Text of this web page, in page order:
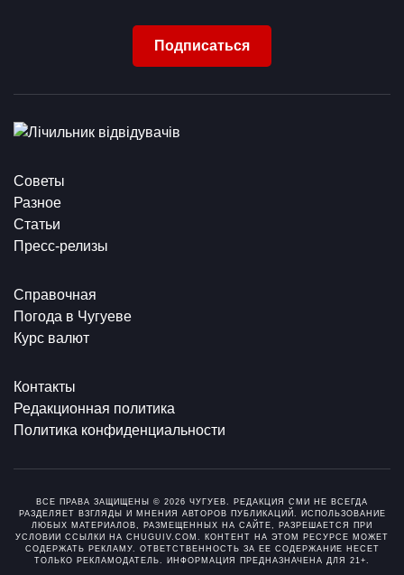
Подписаться
Советы
Разное
Статьи
Пресс-релизы
Справочная
Погода в Чугуеве
Курс валют
Контакты
Редакционная политика
Политика конфиденциальности
ВСЕ ПРАВА ЗАЩИЩЕНЫ © 2026 ЧУГУЕВ. РЕДАКЦИЯ СМИ НЕ ВСЕГДА
РАЗДЕЛЯЕТ ВЗГЛЯДЫ И МНЕНИЯ АВТОРОВ ПУБЛИКАЦИЙ. ИСПОЛЬЗОВАНИЕ
ЛЮБЫХ МАТЕРИАЛОВ, РАЗМЕЩЕННЫХ НА САЙТЕ, РАЗРЕШАЕТСЯ ПРИ
УСЛОВИИ ССЫЛКИ НА CHUGUIV.COM. КОНТЕНТ НА ЭТОМ РЕСУРСЕ МОЖЕТ
СОДЕРЖАТЬ РЕКЛАМУ. ОТВЕТСТВЕННОСТЬ ЗА ЕЕ СОДЕРЖАНИЕ НЕСЕТ
ТОЛЬКО РЕКЛАМОДАТЕЛЬ. ИНФОРМАЦИЯ ПРЕДНАЗНАЧЕНА ДЛЯ 21+.